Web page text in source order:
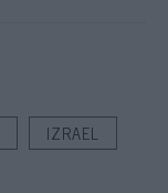
IZRAEL